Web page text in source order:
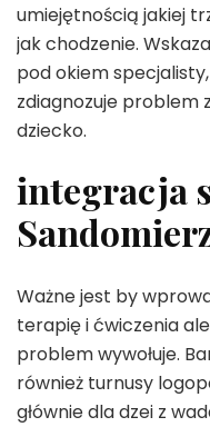
umiejętnością jakiej
jak chodzenie.
pod okiem
zdiagnozuje problem
dziecko.
integracja
Ważne jest by
terapię i ćwiczenia
problem wywołuje.
również turnusy
głównie dla dzei z